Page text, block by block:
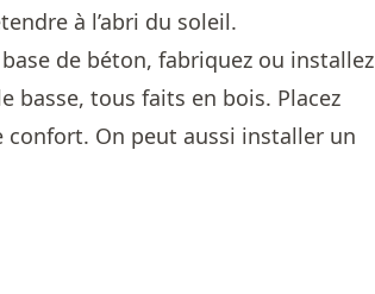
à l’abri du soleil.
de béton, fabriquez ou installez
basse, tous faits en bois. Placez
confort. On peut aussi installer un